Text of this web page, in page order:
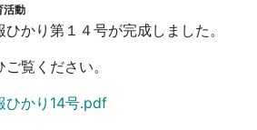
活動
ひかり第１４号が完成しました。
ご覧ください。
ひかり14号.pdf